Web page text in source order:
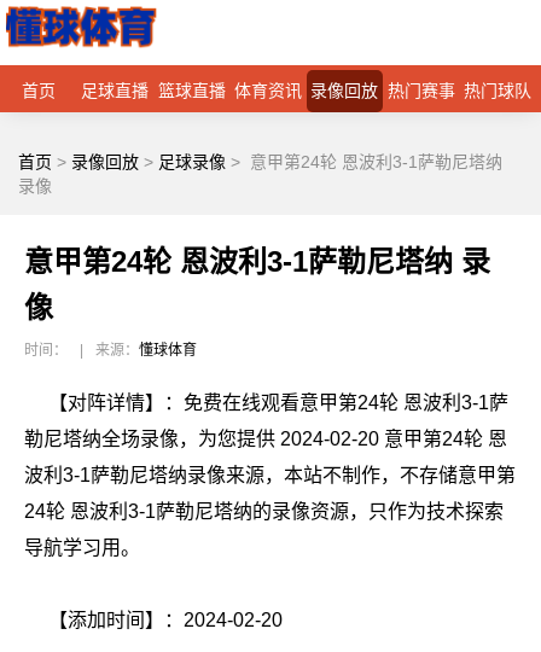
首页 足球直播 篮球直播 体育资讯 录像回放 热门赛事 热门球队
首页 > 录像回放 > 足球录像 > 意甲第24轮 恩波利3-1萨勒尼塔纳
录像
意甲第24轮 恩波利3-1萨勒尼塔纳 录
像
时间： 来源： 懂球体育
【对阵详情】：免费在线观看意甲第24轮 恩波利3-1萨
勒尼塔纳全场录像，为您提供 2024-02-20 意甲第24轮 恩
波利3-1萨勒尼塔纳录像来源，本站不制作，不存储意甲第
24轮 恩波利3-1萨勒尼塔纳的录像资源，只作为技术探索
导航学习用。
【添加时间】：2024-02-20